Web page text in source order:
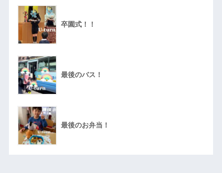
卒園式！！
最後のバス！
最後のお弁当！